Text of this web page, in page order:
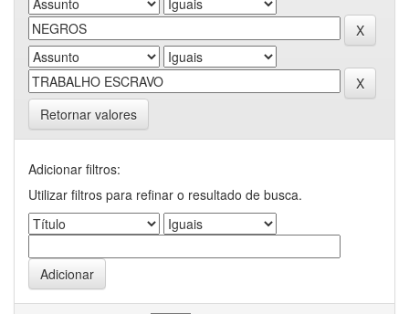
Retornar valores
Adicionar filtros:
Utilizar filtros para refinar o resultado de busca.